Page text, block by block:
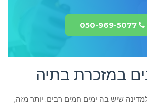
050-969-5077
במזכרת בתיה
שיש בה ימים חמים רבים. יותר מזה,